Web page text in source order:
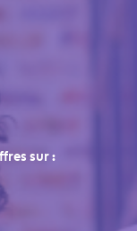
sur :